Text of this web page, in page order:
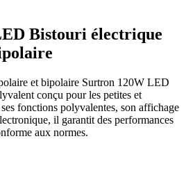
Bistouri électrique
et bipolaire Surtron 120W LED
conçu pour les petites et
fonctions polyvalentes, son affichage
il garantit des performances
aux normes.